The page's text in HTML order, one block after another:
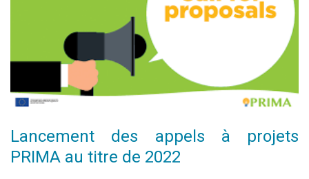
Lancement des appels à projets
PRIMA au titre de 2022